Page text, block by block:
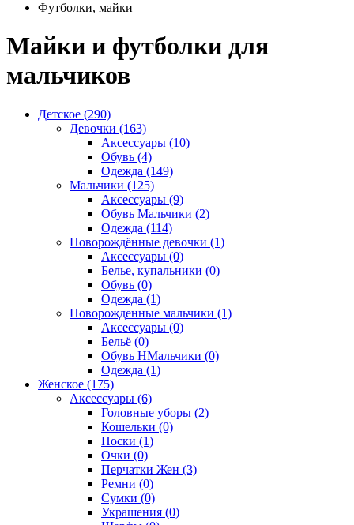
Футболки, майки
Майки и футболки для
мальчиков
Детское (290)
Девочки (163)
Аксессуары (10)
Обувь (4)
Одежда (149)
Мальчики (125)
Аксессуары (9)
Обувь Мальчики (2)
Одежда (114)
Новорождённые девочки (1)
Аксессуары (0)
Белье, купальники (0)
Обувь (0)
Одежда (1)
Новорожденные мальчики (1)
Аксессуары (0)
Бельё (0)
Обувь НМальчики (0)
Одежда (1)
Женское (175)
Аксессуары (6)
Головные уборы (2)
Кошельки (0)
Носки (1)
Очки (0)
Перчатки Жен (3)
Ремни (0)
Сумки (0)
Украшения (0)